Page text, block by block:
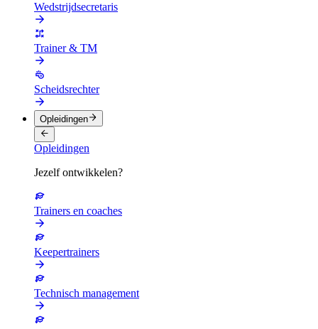
Wedstrijdsecretaris
Trainer & TM
Scheidsrechter
Opleidingen
Opleidingen
Jezelf ontwikkelen?
Trainers en coaches
Keepertrainers
Technisch management